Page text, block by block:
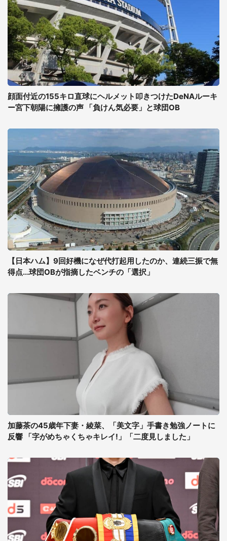
顔面付近の155キロ直球にヘルメット叩きつけたDeNAルーキ
ー宮下朝陽に擁護の声 「負けん気必要」と球団OB
【日本ハム】9回好機になぜ代打起用したのか、連続三振で無
得点...球団OBが指摘したベンチの「選択」
加藤茶の45歳年下妻・綾菜、「美文字」手書き勉強ノートに
反響 「字がめちゃくちゃキレイ!」「二度見しました」